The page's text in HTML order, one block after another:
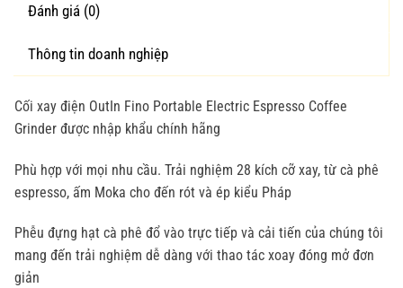
Đánh giá (0)
Thông tin doanh nghiệp
Cối xay điện OutIn Fino Portable Electric Espresso Coffee
Grinder được nhập khẩu chính hãng
Phù hợp với mọi nhu cầu. Trải nghiệm 28 kích cỡ xay, từ cà phê
espresso, ấm Moka cho đến rót và ép kiểu Pháp
Phễu đựng hạt cà phê đổ vào trực tiếp và cải tiến của chúng tôi
mang đến trải nghiệm dễ dàng với thao tác xoay đóng mở đơn
giản